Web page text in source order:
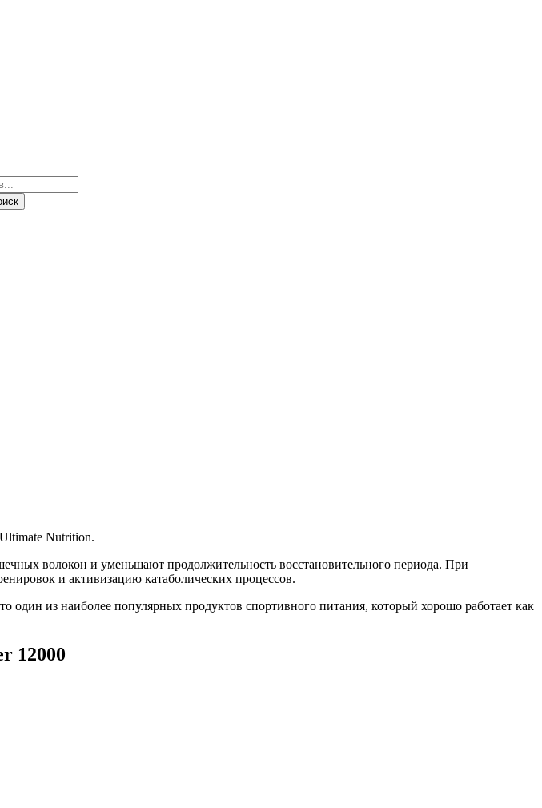
Nutrition.
волокон и уменьшают продолжительность восстановительного периода. При
и активизацию катаболических процессов.
из наиболее популярных продуктов спортивного питания, который хорошо работает как
12000